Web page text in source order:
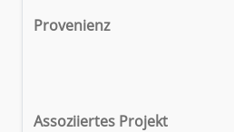
Provenienz
Assoziiertes Projekt